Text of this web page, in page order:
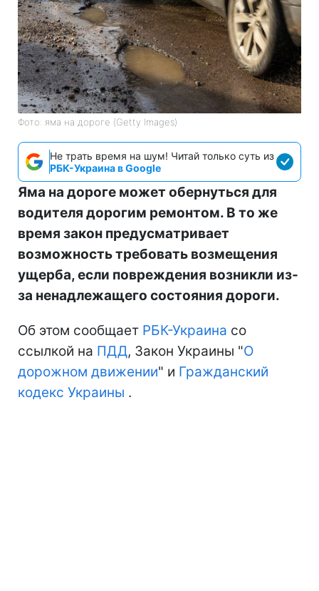
Фото: яма на дороге (Getty Images)
Не трать время на шум! Читай только суть из
РБК-Украина в Google
Яма на дороге может обернуться для
водителя дорогим ремонтом. В то же
время закон предусматривает
возможность требовать возмещения
ущерба, если повреждения возникли из-
за ненадлежащего состояния дороги.
Об этом сообщает РБК-Украина со
ссылкой на ПДД, Закон Украины "О
дорожном движении" и Гражданский
кодекс Украины .